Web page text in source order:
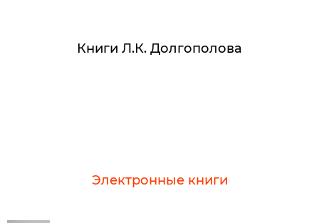
Книги Л.К. Долгополова
Электронные книги